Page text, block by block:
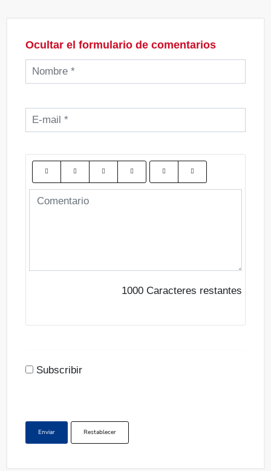
Ocultar el formulario de comentarios
1000 Caracteres restantes
Subscribir
Enviar Restablecer